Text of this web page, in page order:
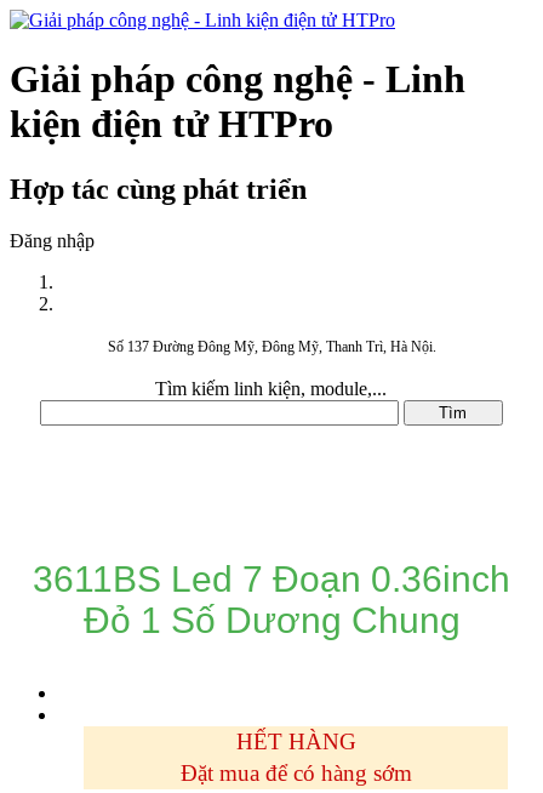
Giải pháp công nghệ - Linh
kiện điện tử HTPro
Hợp tác cùng phát triển
Đăng nhập
Số 137 Đường Đông Mỹ, Đông Mỹ, Thanh Trì, Hà Nội.
Tìm kiếm linh kiện, module,...
3611BS Led 7 Đoạn 0.36inch
Đỏ 1 Số Dương Chung
HẾT HÀNG
Đặt mua để có hàng sớm